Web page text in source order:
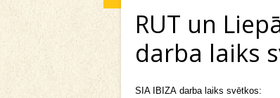
RUT un
darba laiks
SIA IBIZA darba laiks svētkos: